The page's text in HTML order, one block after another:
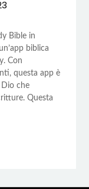
Bible in
biblica
Con
questa app è
che
Questa